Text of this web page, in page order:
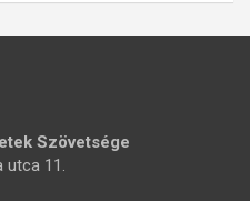
Szövetsége
utca 11.